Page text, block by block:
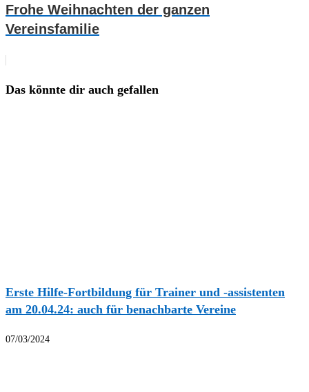
Frohe Weihnachten der ganzen
Vereinsfamilie
Das könnte dir auch gefallen
Erste Hilfe-Fortbildung für Trainer und -assistenten
am 20.04.24: auch für benachbarte Vereine
07/03/2024